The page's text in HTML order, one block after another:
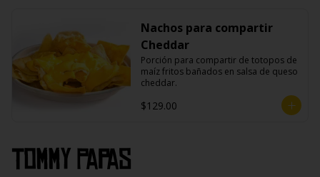
Nachos para compartir
Cheddar
Porción para compartir de totopos de
maíz fritos bañados en salsa de queso
cheddar.
$129.00
Tommy Papas